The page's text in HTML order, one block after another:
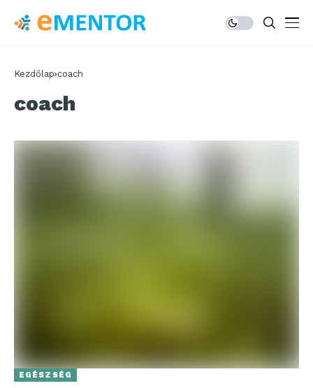
Kezdőlap coach
coach
EGÉSZSÉG